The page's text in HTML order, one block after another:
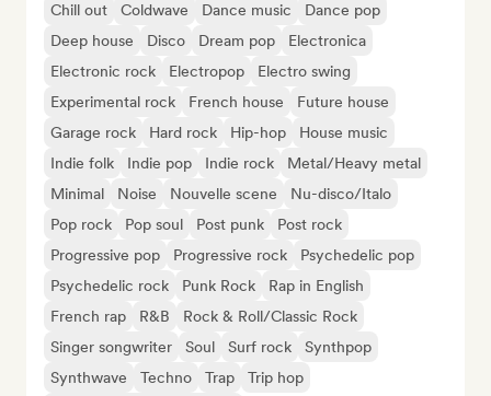
Chill out
Coldwave Dance music
Dance pop
Deep house
Disco Dream pop
Electronica
Electronic rock
Electropop
Electro swing
Experimental rock
French house
Future house
Garage rock
Hard rock Hip-hop
House music
Indie folk
Indie pop Indie rock
Metal/Heavy metal
Minimal
Noise Nouvelle scene
Nu-disco/Italo
Pop rock
Pop soul Post punk
Post rock
Progressive pop
Progressive rock
Psychedelic pop
Psychedelic rock
Punk Rock
Rap in English
French rap
R&B
Rock & Roll/Classic Rock
Singer songwriter
Soul Surf rock
Synthpop
Synthwave
Techno Trap
Trip hop